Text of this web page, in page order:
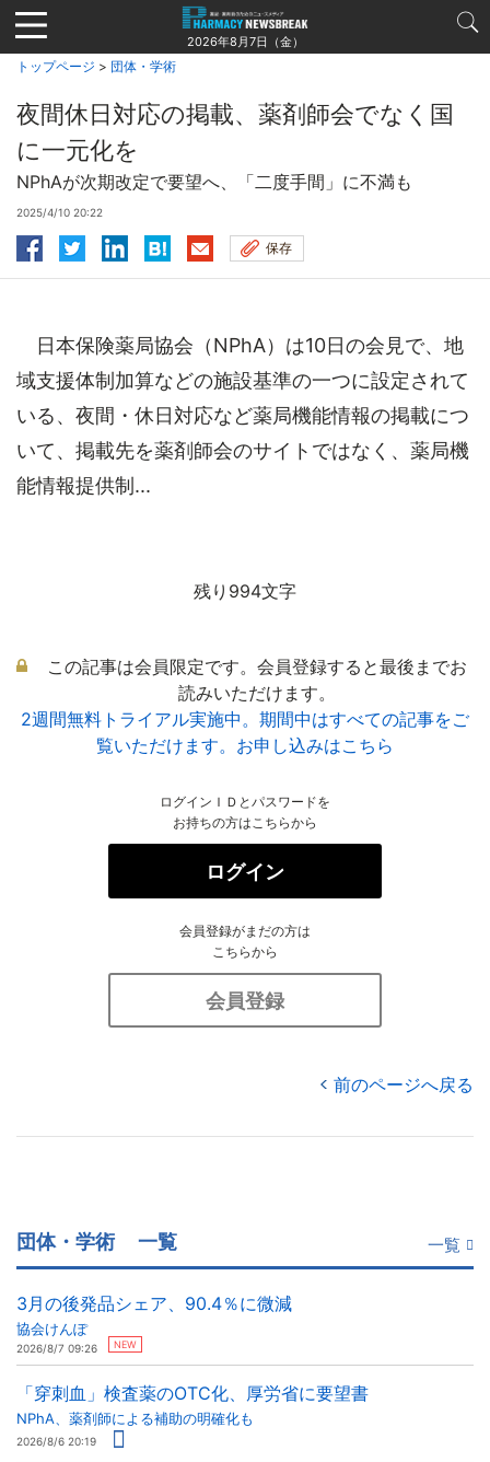
Jump
to
navigation
2026年8月7日（金）
トップページ > 団体・学術
夜間休日対応の掲載、薬剤師会でなく国
に一元化を
NPhAが次期改定で要望へ、「二度手間」に不満も
2025/4/10 20:22
保存
日本保険薬局協会（NPhA）は10日の会見で、地
域支援体制加算などの施設基準の一つに設定されて
いる、夜間・休日対応など薬局機能情報の掲載につ
いて、掲載先を薬剤師会のサイトではなく、薬局機
能情報提供制...
残り994文字
この記事は会員限定です。会員登録すると最後までお
読みいただけます。
2週間無料トライアル実施中。期間中はすべての記事をご
覧いただけます。お申し込みはこちら
ログインＩＤとパスワードを
お持ちの方はこちらから
ログイン
会員登録がまだの方は
こちらから
会員登録
前のページへ戻る
団体・学術 一覧 一覧
3月の後発品シェア、90.4％に微減
協会けんぽ
2026/8/7 09:26 NEW
「穿刺血」検査薬のOTC化、厚労省に要望書
NPhA、薬剤師による補助の明確化も
2026/8/6 20:19